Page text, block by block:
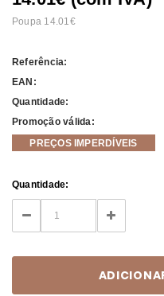
Poupa 14.01
Referência:
EAN:
Quantidade:
Promoção válida:
PREÇOS IMPERDÍVEIS
Current
Stock:
Quantidade:
DECREASE
QUANTITY:
INCREASE
QUANTITY: